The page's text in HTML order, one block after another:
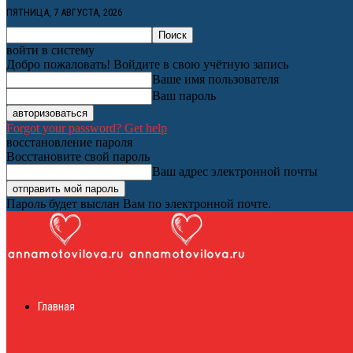
ПЯТНИЦА, 7 АВГУСТА, 2026
войти в систему
Добро пожаловать! Войдите в свою учётную запись
Ваше имя пользователя
Ваш пароль
Forgot your password? Get help
восстановление пароля
Восстановите свой пароль
Ваш адрес электронной почты
Пароль будет выслан Вам по электронной почте.
Главная